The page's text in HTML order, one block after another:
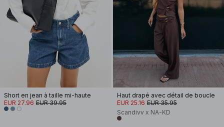
Short en jean à taille mi-haute
EUR 27.96 EUR 39.95
Haut drapé avec détail de boucle
EUR 25.16 EUR 35.95
Scandivv x NA-KD